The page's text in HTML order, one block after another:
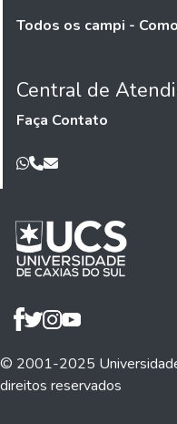
Todos os campi -
Central de
Faça Contato
© 2001-2025
direitos reservados